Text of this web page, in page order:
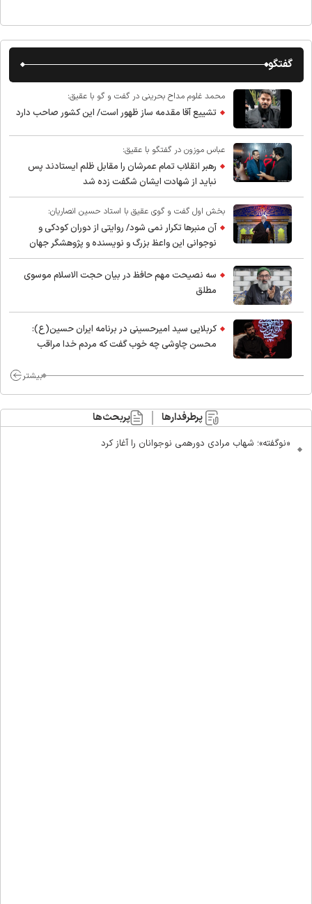
گفتگو
محمد غلوم مداح بحرینی در گفت و گو با عقیق:
تشییع آقا مقدمه ساز ظهور است/ این کشور صاحب دارد
عباس موزون در گفتگو با عقیق:
رهبر انقلاب تمام عمرشان را مقابل ظلم ایستادند پس
نباید از شهادت ایشان شگفت زده شد
بخش اول گفت و گوی عقیق با استاد حسین انصاریان:
آن منبرها تکرار نمی شود/ روایتی از دوران کودکی و
نوجوانی این واعظ بزرگ و نویسنده و پژوهشگر جهان
اسلام
سه نصیحت مهم حافظ در بیان حجت الاسلام موسوی
مطلق
کربلایی سید امیر‌حسینی در برنامه ایران حسین(ع):
محسن چاوشی چه خوب گفت که مردم خدا مراقب
بیشتر
پرطرفدارها پربحث‌ها
«نوگفته»؛ شهاب مرادی دورهمی نوجوانان را آغاز کرد